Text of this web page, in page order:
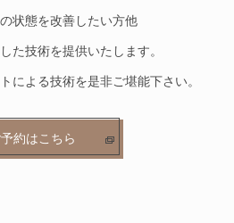
状態を改善したい方他
た技術を提供いたします。
による技術を是非ご堪能下さい。
約はこちら